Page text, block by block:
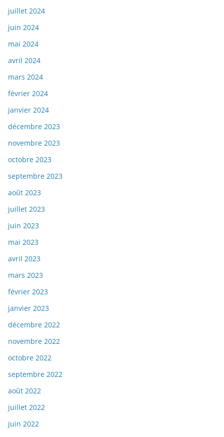
juillet 2024
juin 2024
mai 2024
avril 2024
mars 2024
février 2024
janvier 2024
décembre 2023
novembre 2023
octobre 2023
septembre 2023
août 2023
juillet 2023
juin 2023
mai 2023
avril 2023
mars 2023
février 2023
janvier 2023
décembre 2022
novembre 2022
octobre 2022
septembre 2022
août 2022
juillet 2022
juin 2022